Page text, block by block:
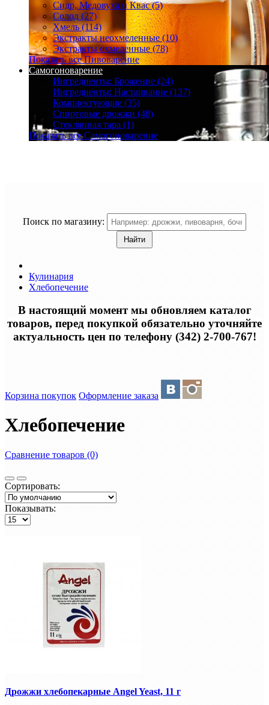
Сидр, Медовуха и Квас (5)
Солод (27)
Хмель (114)
Экстракты неохмеленные (10)
Экстракты охмеленные (78)
Показать все Пивоварение
Самогоноварение
Ингредиенты: Брожение (24)
Ингредиенты: Настаивание (137)
Комплектующие (35)
Спиртовые дрожжи (48)
Стеклянная тара (1)
Показать все Самогоноварение
Поиск по магазину:
Кулинария
Хлебопечение
В настоящий момент мы обновляем каталог
товаров, перед покупкой обязательно уточняйте
актуальность цен по телефону (342) 2-700-767!
Корзина покупок Оформление заказа
Хлебопечение
Сравнение товаров (0)
Сортировать:
Показывать:
Дрожжи хлебопекарные Angel Yeast, 11 г